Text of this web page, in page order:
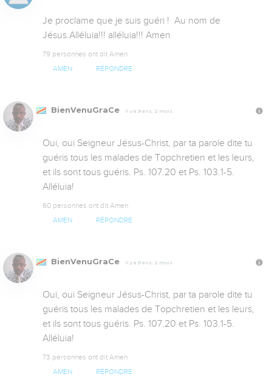
Je proclame que je suis guéri !  Au nom de
Jésus.Alléluia!!! alléluia!!! Amen
79 personnes ont dit Amen
AMEN RÉPONDRE
BienVenuGraCe Il y a 9 ans, 2 mois
Oui, oui Seigneur Jésus-Christ, par ta parole dite tu
guéris tous les malades de Topchretien et les leurs,
et ils sont tous guéris. Ps. 107.20 et Ps. 103.1-5.
Alléluia!
60 personnes ont dit Amen
AMEN RÉPONDRE
BienVenuGraCe Il y a 9 ans, 2 mois
Oui, oui Seigneur Jésus-Christ, par ta parole dite tu
guéris tous les malades de Topchretien et les leurs,
et ils sont tous guéris. Ps. 107.20 et Ps. 103.1-5.
Alléluia!
73 personnes ont dit Amen
AMEN RÉPONDRE